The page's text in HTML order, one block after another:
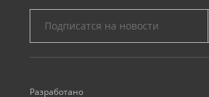
Разработано